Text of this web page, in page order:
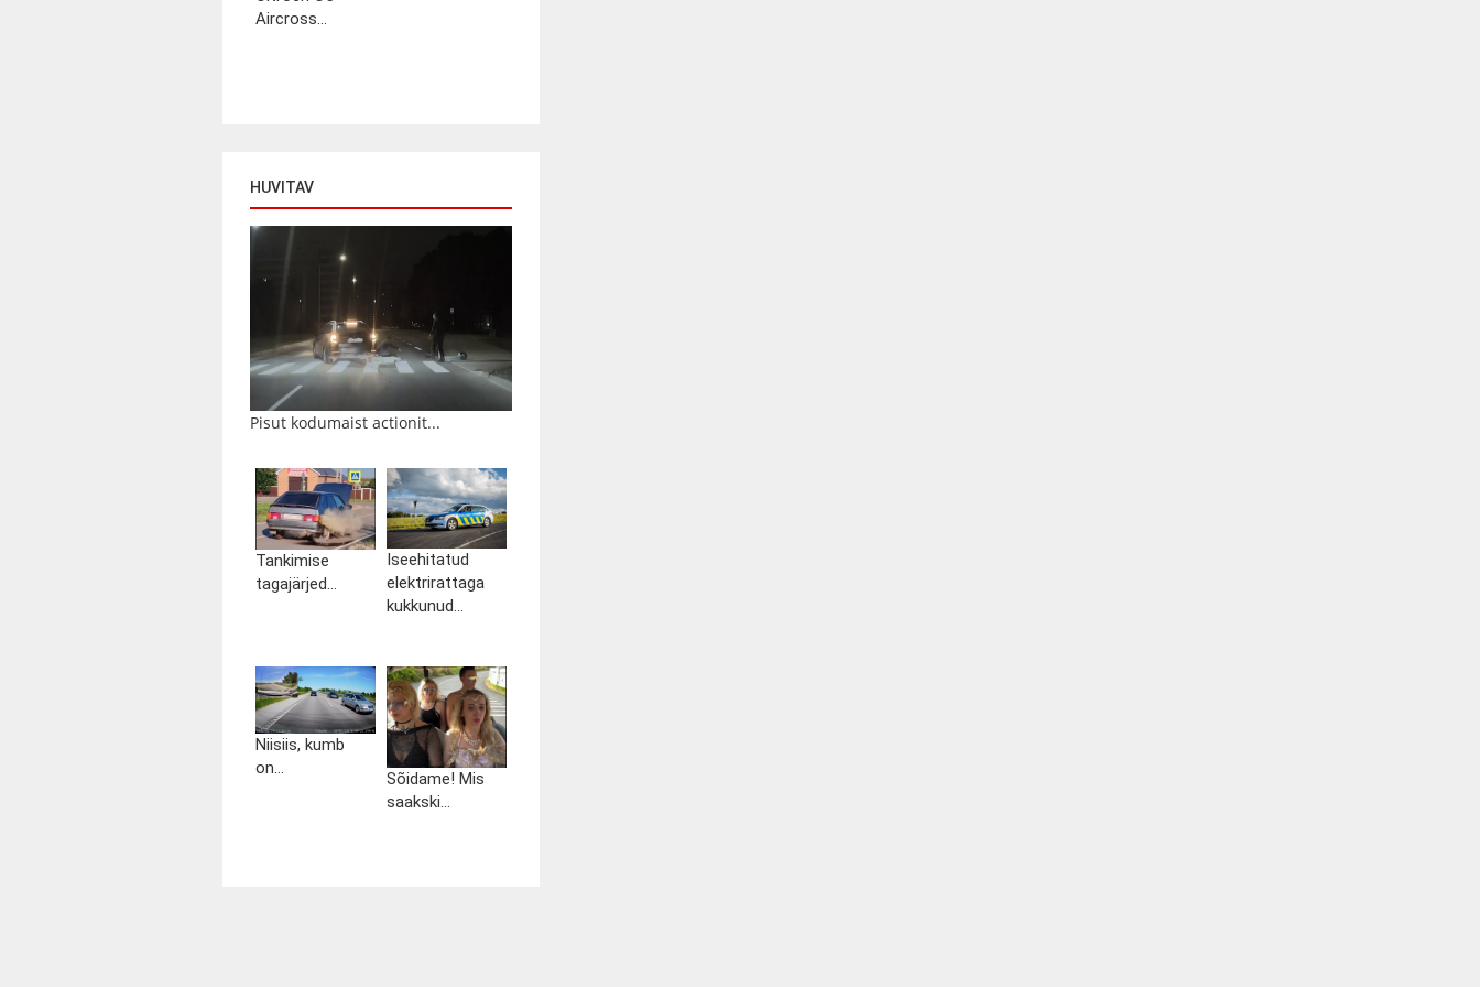
Aircross...
HUVITAV
Pisut kodumaist actionit...
Tankimise
tagajärjed...
Iseehitatud
elektrirattaga
kukkunud...
Niisiis, kumb
on...
Sõidame! Mis
saakski...